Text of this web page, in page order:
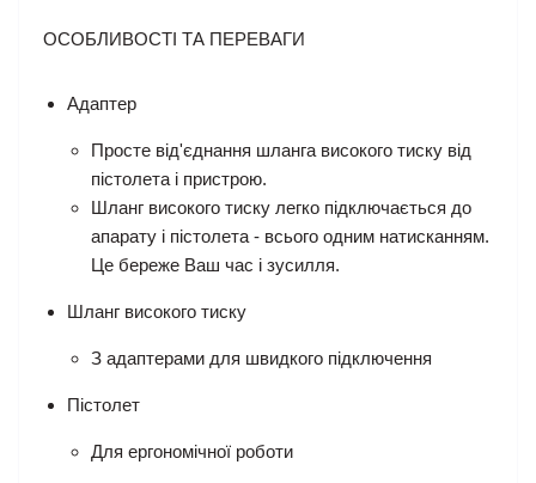
ОСОБЛИВОСТІ ТА ПЕРЕВАГИ
Адаптер
Просте від'єднання шланга високого тиску від
пістолета і пристрою.
Шланг високого тиску легко підключається до
апарату і пістолета - всього одним натисканням.
Це береже Ваш час і зусилля.
Шланг високого тиску
З адаптерами для швидкого підключення
Пістолет
Для ергономічної роботи